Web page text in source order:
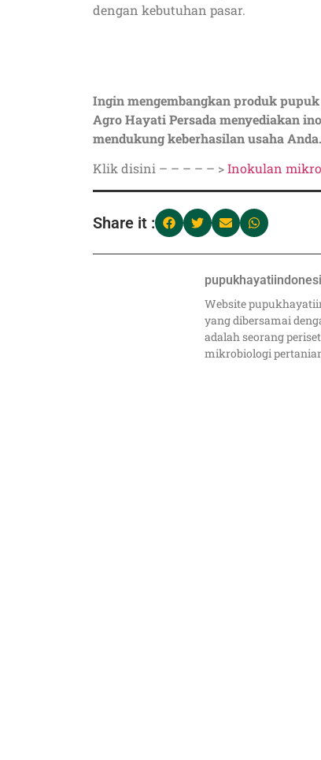
dengan kebutuhan pasar.
Ingin mengembangkan produk
Agro Hayati Persada menyediakan
mendukung keberhasilan usaha Anda.
Klik disini – – – – – >Inokulan
Share it :
Website
yang dibersamai
adalah seorang
mikrobiologi